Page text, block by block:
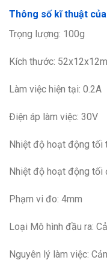
Thông số kĩ thuật
Trọng lượng: 100g
Kích thước:
Làm việc hiện tại: 0.2A
Điện áp làm việc: 30V
Nhiệt độ hoạt động tối
Nhiệt độ hoạt động tối
Phạm vi đo: 4mm
Loại Mô hình đầu ra:
Nguyên lý làm việc: